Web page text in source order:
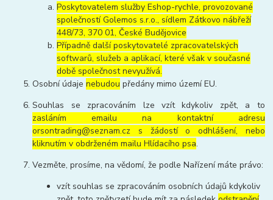
Poskytovatelem služby Eshop-rychle, provozované
společností Golemos s.r.o., sídlem Zátkovo nábřeží
448/73, 370 01, České Budějovice
Případně další poskytovatelé zpracovatelských
softwarů, služeb a aplikací, které však v současné
době společnost nevyužívá.
Osobní údajenebudou předány mimo území EU.
Souhlas se zpracováním lze vzít kdykoliv zpět, a to
zasláním emailu na kontaktní adresu
orsontrading@seznam.cz s žádostí o odhlášení, nebo
kliknutím v obdrženém mailu Hlídacího psa.
Vezměte, prosíme, na vědomí, že podle Nařízení máte právo:
vzít souhlas se zpracováním osobních údajů kdykoliv